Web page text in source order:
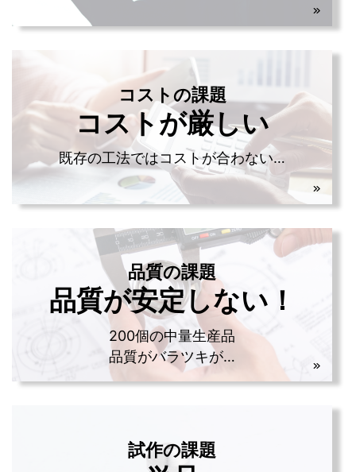
コストの課題
コストが厳しい
既存の工法ではコストが合わない…
品質の課題
品質が安定しない！
200個の中量生産品
品質がバラツキが…
試作の課題